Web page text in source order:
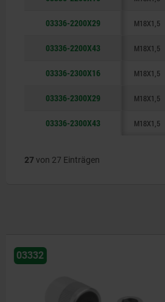
03336-2200X29 M18X1,5
03336-2200X43 M18X1,5
03336-2300X16 M18X1,5
03336-2300X29 M18X1,5
03336-2300X43 M18X1,5
27 von 27 Einträgen
03330